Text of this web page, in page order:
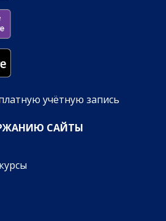
учётную запись
САЙТЫ